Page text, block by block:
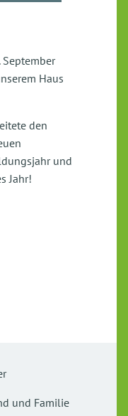
Haus
den
und
Jahr!
und Familie